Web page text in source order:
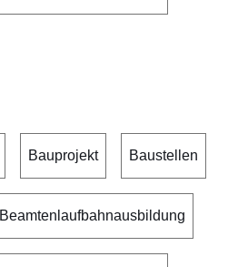
Bauprojekt Baustellen
Beamtenlaufbahnausbildung